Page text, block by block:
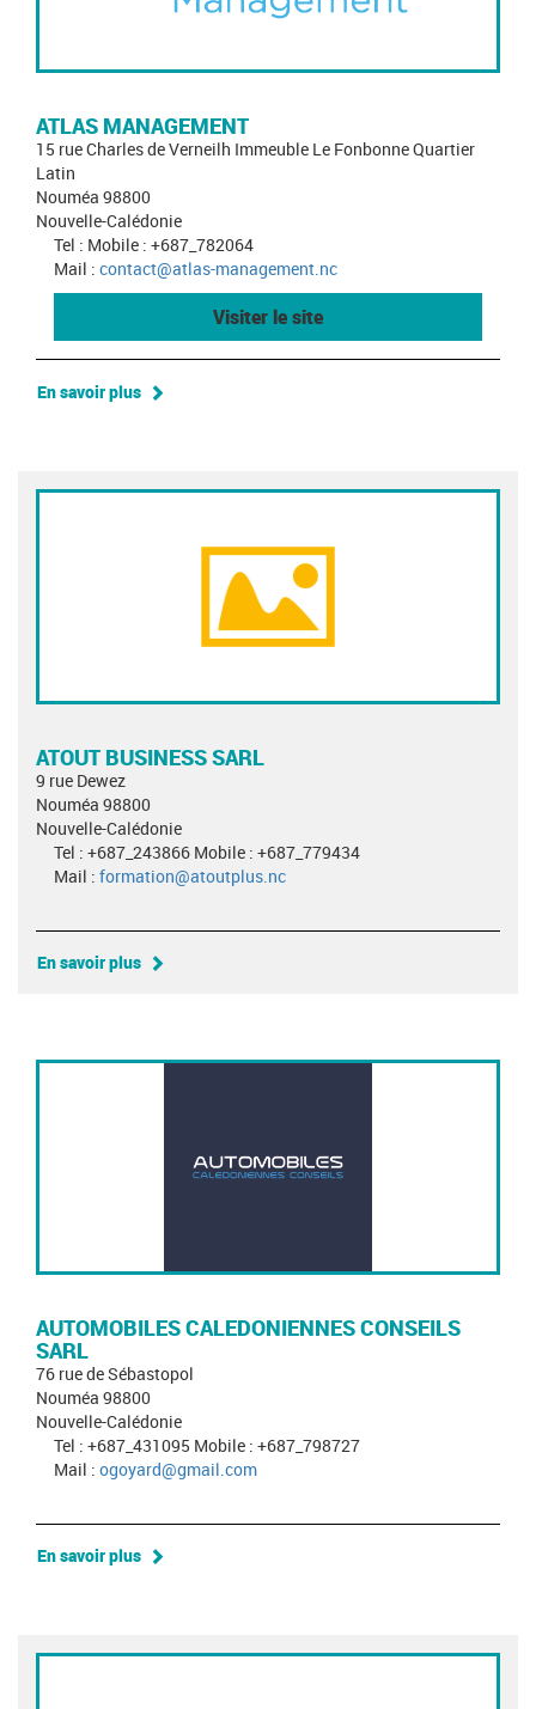
ATLAS MANAGEMENT
15 rue Charles de Verneilh Immeuble Le Fonbonne Quartier
Latin
Nouméa 98800
Nouvelle-Calédonie
Tel : Mobile : +687_782064
Mail : contact@atlas-management.nc
Visiter le site
En savoir plus
ATOUT BUSINESS SARL
9 rue Dewez
Nouméa 98800
Nouvelle-Calédonie
Tel : +687_243866 Mobile : +687_779434
Mail : formation@atoutplus.nc
En savoir plus
AUTOMOBILES CALEDONIENNES CONSEILS
SARL
76 rue de Sébastopol
Nouméa 98800
Nouvelle-Calédonie
Tel : +687_431095 Mobile : +687_798727
Mail : ogoyard@gmail.com
En savoir plus